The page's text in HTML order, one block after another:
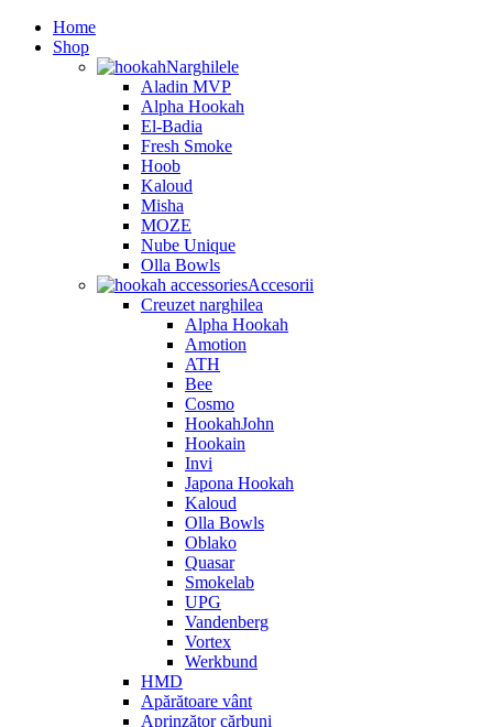
Home
Shop
Narghilele
Aladin MVP
Alpha Hookah
El-Badia
Fresh Smoke
Hoob
Kaloud
Misha
MOZE
Nube Unique
Olla Bowls
Accesorii
Creuzet narghilea
Alpha Hookah
Amotion
ATH
Bee
Cosmo
HookahJohn
Hookain
Invi
Japona Hookah
Kaloud
Olla Bowls
Oblako
Quasar
Smokelab
UPG
Vandenberg
Vortex
Werkbund
HMD
Apărătoare vânt
Aprinzător cărbuni